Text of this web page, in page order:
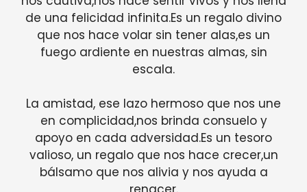
de una felicidad infinita.Es un regalo divino
que nos hace volar sin tener alas,es un
fuego ardiente en nuestras almas, sin
escala.
La amistad, ese lazo hermoso que nos une
en complicidad,nos brinda consuelo y
apoyo en cada adversidad.Es un tesoro
valioso, un regalo que nos hace crecer,un
bálsamo que nos alivia y nos ayuda a